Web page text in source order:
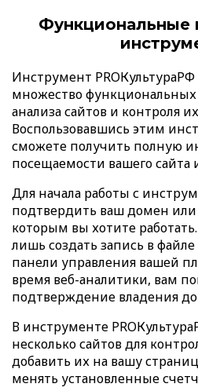
Функциональные
Инструмент PROКультураРФ
множество
анализа сайтов и контроля
Воспользовавшись этим
сможете получить полную
посещаемости вашего сайта
Для начала работы с
подтвердить ваш домен или
которым вы хотите
лишь создать запись в
панели управления вашей
время веб-аналитики, вам
подтверждение владения
В инструменте
несколько сайтов для
добавить их на вашу
менять установленные